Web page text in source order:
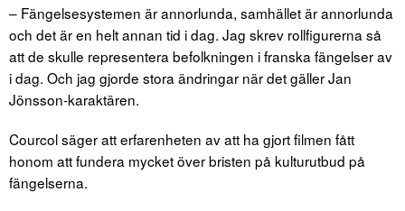
– Fängelsesystemen är annorlunda, samhället är annorlunda
och det är en helt annan tid i dag. Jag skrev rollfigurerna så
att de skulle representera befolkningen i franska fängelser av
i dag. Och jag gjorde stora ändringar när det gäller Jan
Jönsson-karaktären.
Courcol säger att erfarenheten av att ha gjort filmen fått
honom att fundera mycket över bristen på kulturutbud på
fängelserna.